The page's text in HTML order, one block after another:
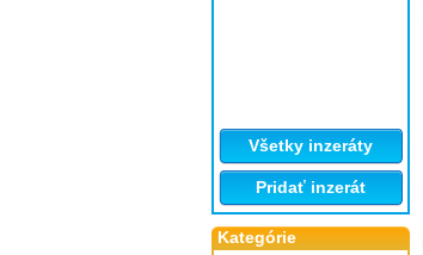
Všetky inzeráty
Pridať inzerát
Kategórie